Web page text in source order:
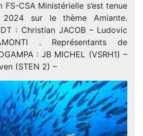
FS-CSA Ministérielle s’est tenue
sur le thème Amiante.
: Christian JACOB – Ludovic
. Représentants de
: JB MICHEL (VSRH1) –
(STEN 2) –